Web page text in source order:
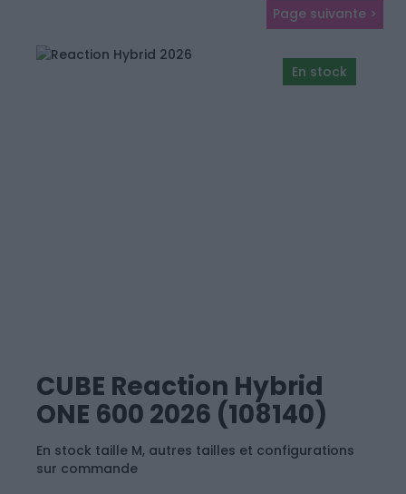
Page suivante
En stock
CUBE Reaction Hybrid
ONE 600 2026 (108140)
En stock taille M, autres tailles et configurations
sur commande